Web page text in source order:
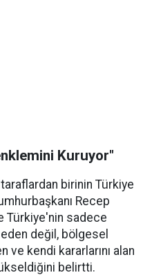
Kuruyor"
birinin Türkiye
Recep
Türkiye'nin sadece
değil, bölgesel
kendi kararlarını alan
belirtti.